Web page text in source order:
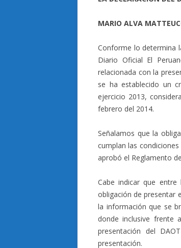
MARIO ALVA
Conforme lo determina
Diario Oficial El
relacionada con la
se ha establecido un
ejercicio 2013,
febrero del 2014.
Señalamos que la
cumplan las
aprobó el Reglamento
Cabe indicar que
obligación de presentar
la información que se
donde inclusive frente
presentación del
presentación.